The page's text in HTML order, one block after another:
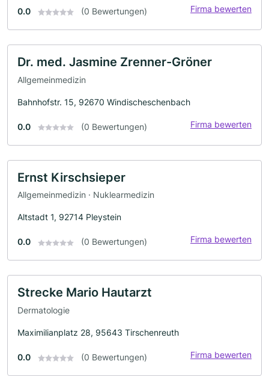
0.0 (0 Bewertungen) Firma bewerten
Dr. med. Jasmine Zrenner-Gröner
Allgemeinmedizin
Bahnhofstr. 15, 92670 Windischeschenbach
0.0 (0 Bewertungen) Firma bewerten
Ernst Kirschsieper
Allgemeinmedizin · Nuklearmedizin
Altstadt 1, 92714 Pleystein
0.0 (0 Bewertungen) Firma bewerten
Strecke Mario Hautarzt
Dermatologie
Maximilianplatz 28, 95643 Tirschenreuth
0.0 (0 Bewertungen) Firma bewerten